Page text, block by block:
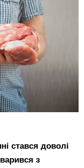
стався доволі
з